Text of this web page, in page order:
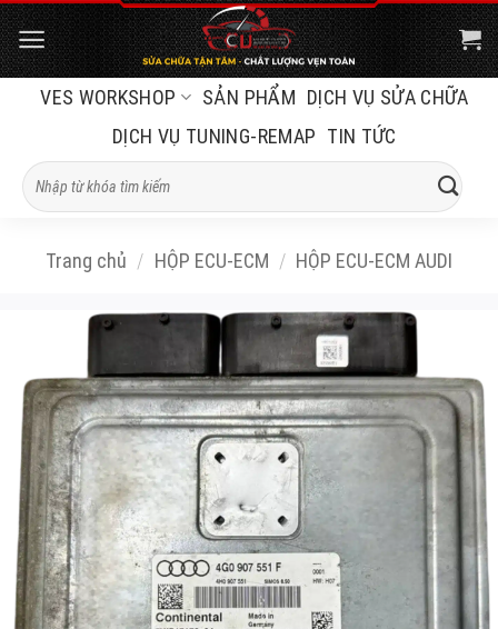
Bỏ
qua
nội
VES WORKSHOP SẢN PHẨM DỊCH VỤ SỬA CHỮA
DỊCH VỤ TUNING-REMAP TIN TỨC
Tìm
kiếm:
Trang chủ / HỘP ECU-ECM / HỘP ECU-ECM AUDI